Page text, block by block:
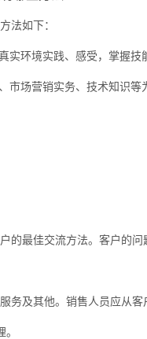
法如下：
实环境实践、感受，掌握技
市场营销实务、技术知识
的最佳交流方法。客户的
务及其他。销售人员应从